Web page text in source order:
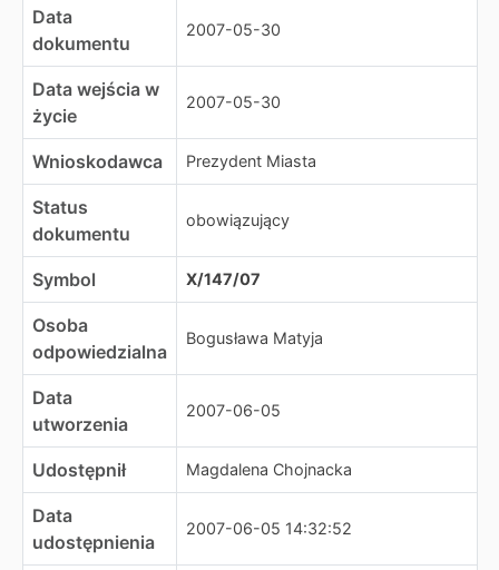
Data
dokumentu
2007-05-30
Data wejścia w
życie
2007-05-30
Wnioskodawca Prezydent Miasta
Status
dokumentu
obowiązujący
Symbol X/147/07
Osoba
odpowiedzialna
Bogusława Matyja
Data
utworzenia
2007-06-05
Udostępnił Magdalena Chojnacka
Data
udostępnienia
2007-06-05 14:32:52